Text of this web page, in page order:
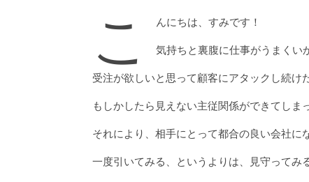
こ
んにちは、すみです！
気持ちと裏腹に仕事がうまくい
受注が欲しいと思って顧客にアタックし続け
もしかしたら見えない主従関係ができてしま
それにより、相手にとって都合の良い会社に
一度引いてみる、というよりは、見守ってみ